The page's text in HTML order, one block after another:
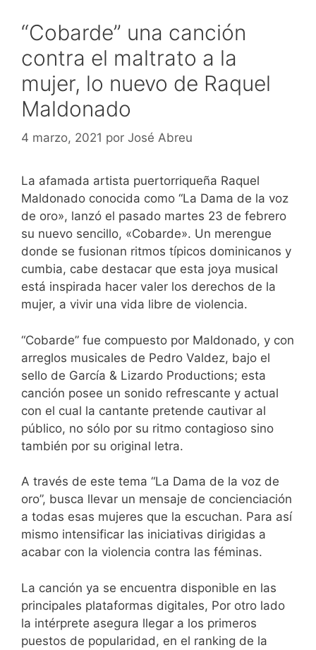
“Cobarde” una canción
contra el maltrato a la
mujer, lo nuevo de Raquel
Maldonado
4 marzo, 2021 por José Abreu
La afamada artista puertorriqueña Raquel
Maldonado conocida como “La Dama de la voz
de oro», lanzó el pasado martes 23 de febrero
su nuevo sencillo, «Cobarde». Un merengue
donde se fusionan ritmos típicos dominicanos y
cumbia, cabe destacar que esta joya musical
está inspirada hacer valer los derechos de la
mujer, a vivir una vida libre de violencia.
“Cobarde” fue compuesto por Maldonado, y con
arreglos musicales de Pedro Valdez, bajo el
sello de García & Lizardo Productions; esta
canción posee un sonido refrescante y actual
con el cual la cantante pretende cautivar al
público, no sólo por su ritmo contagioso sino
también por su original letra.
A través de este tema “La Dama de la voz de
oro”, busca llevar un mensaje de concienciación
a todas esas mujeres que la escuchan. Para así
mismo intensificar las iniciativas dirigidas a
acabar con la violencia contra las féminas.
La canción ya se encuentra disponible en las
principales plataformas digitales, Por otro lado
la intérprete asegura llegar a los primeros
puestos de popularidad, en el ranking de la